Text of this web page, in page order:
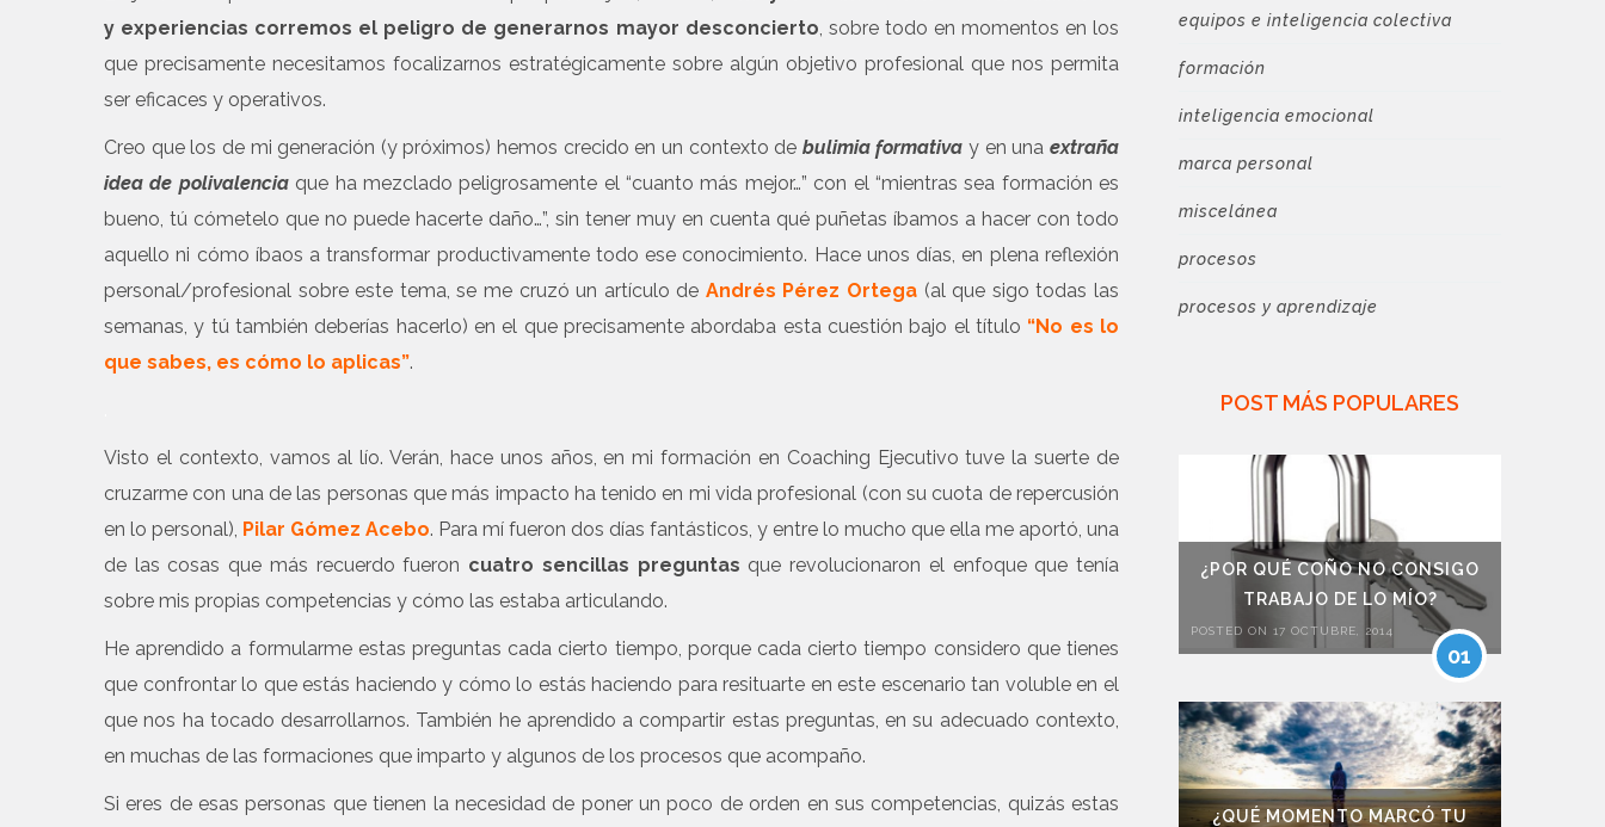
y experiencias corremos el peligro de generarnos mayor desconcierto, sobre todo en momentos en los
que precisamente necesitamos focalizarnos estratégicamente sobre algún objetivo profesional que nos permita
ser eficaces y operativos.
Creo que los de mi generación (y próximos) hemos crecido en un contexto de bulimia formativa y en unaextraña
idea de polivalenciaque ha mezclado peligrosamente el “cuanto más mejor…” con el “mientras sea formación es
bueno, tú cómetelo que no puede hacerte daño…”, sin tener muy en cuenta qué puñetas íbamos a hacer con todo
aquello ni cómo íbaos a transformar productivamente todo ese conocimiento. Hace unos días, en plena reflexión
personal/profesional sobre este tema, se me cruzó un artículo de Andrés Pérez Ortega (al que sigo todas las
semanas, y tú también deberías hacerlo) en el que precisamente abordaba esta cuestión bajo el título “No es lo
que sabes, es cómo lo aplicas”.
Visto el contexto, vamos al lío. Verán, hace unos años, en mi formación en Coaching Ejecutivo tuve la suerte de
cruzarme con una de las personas que más impacto ha tenido en mi vida profesional (con su cuota de repercusión
en lo personal), Pilar Gómez Acebo. Para mí fueron dos días fantásticos, y entre lo mucho que ella me aportó, una
de las cosas que más recuerdo fueron cuatro sencillas preguntas que revolucionaron el enfoque que tenía
sobre mis propias competencias y cómo las estaba articulando.
He aprendido a formularme estas preguntas cada cierto tiempo, porque cada cierto tiempo considero que tienes
que confrontar lo que estás haciendo y cómo lo estás haciendo para resituarte en este escenario tan voluble en el
que nos ha tocado desarrollarnos. También he aprendido a compartir estas preguntas, en su adecuado contexto,
en muchas de las formaciones que imparto y algunos de los procesos que acompaño.
Si eres de esas personas que tienen la necesidad de poner un poco de orden en sus competencias, quizás estas
equipos e inteligencia colectiva
formación
inteligencia emocional
marca personal
miscelánea
procesos
procesos y aprendizaje
POST MÁS POPULARES
¿POR QUÉ COÑO NO CONSIGO
TRABAJO DE LO MÍO?
POSTED ON 17 OCTUBRE, 2014
01
¿QUÉ MOMENTO MARCÓ TU